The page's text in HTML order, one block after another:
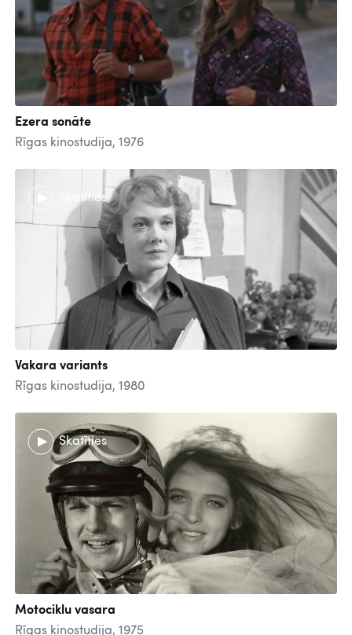
Ezera sonāte
Rīgas kinostudija, 1976
Skatīties
Vakara variants
Rīgas kinostudija, 1980
Skatīties
Motociklu vasara
Rīgas kinostudija, 1975